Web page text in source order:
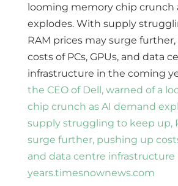
looming memory chip crunch
explodes. With supply
RAM prices may surge
costs of PCs, GPUs, and data
infrastructure in the coming
the CEO of Dell, warned of a
chip crunch as AI demand
supply struggling to keep up,
surge further, pushing up
and data centre
years.timesnownews.com